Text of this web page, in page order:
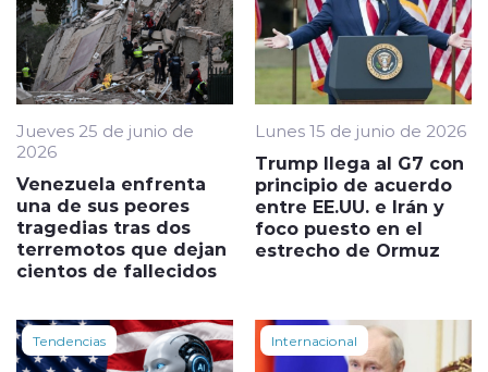
Jueves 25 de junio de
2026
Venezuela enfrenta
una de sus peores
tragedias tras dos
terremotos que dejan
cientos de fallecidos
Lunes 15 de junio de 2026
Trump llega al G7 con
principio de acuerdo
entre EE.UU. e Irán y
foco puesto en el
estrecho de Ormuz
Tendencias Internacional